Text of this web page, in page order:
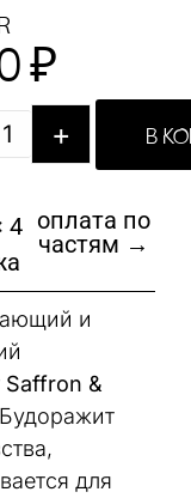
₽
+ В
4 оплата по
частям →
и
Saffron &
для